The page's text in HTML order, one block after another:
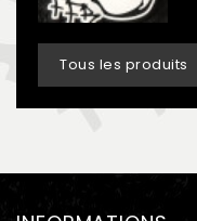
Tous les produits